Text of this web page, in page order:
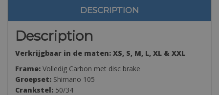
DESCRIPTION
Description
Verkrijgbaar in de maten: XS, S, M, L, XL & XXL
Frame: Volledig Carbon met disc brake
Groepset: Shimano 105
Crankstel: 50/34